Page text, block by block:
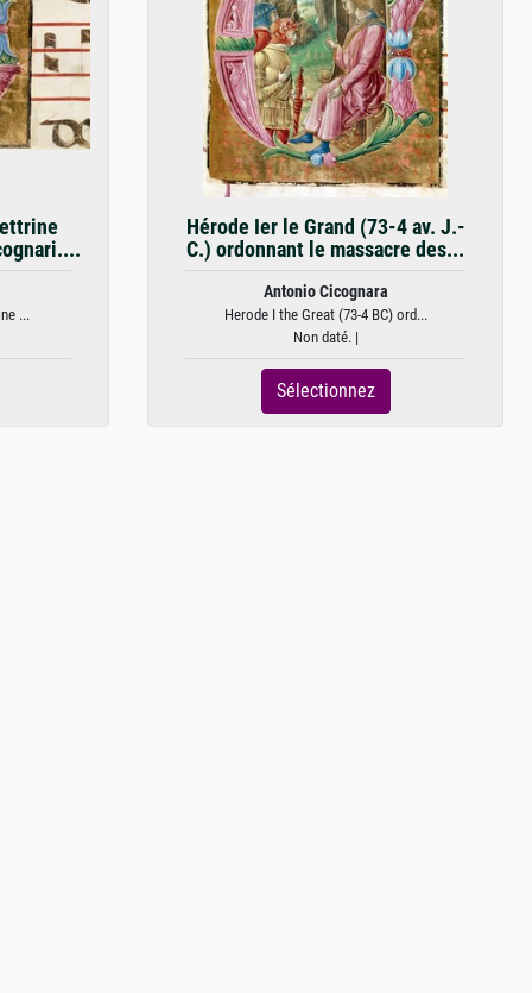
...
Hérode Ier le Grand (73-4 av. J.-
C.) ordonnant le massacre des...
Antonio Cicognara
Herode I the Great (73-4 BC) ord...
Non daté. |
Sélectionnez